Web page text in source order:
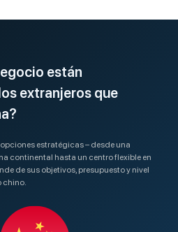
están
extranjeros que
estratégicas – desde una
continental hasta un centro flexible en
de sus objetivos, presupuesto y nivel
chino.